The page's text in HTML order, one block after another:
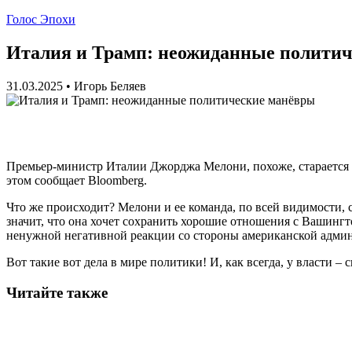
Голос Эпохи
Италия и Трамп: неожиданные
31.03.2025 • Игорь Беляев
Премьер-министр Италии Джорджа Мелони, похоже,
этом сообщает Bloomberg.
Что же происходит? Мелони и ее команда, по всей
значит, что она хочет сохранить хорошие отношения с
ненужной негативной реакции со стороны американской
Вот такие вот дела в мире политики! И, как всегда, у власти –
Читайте также